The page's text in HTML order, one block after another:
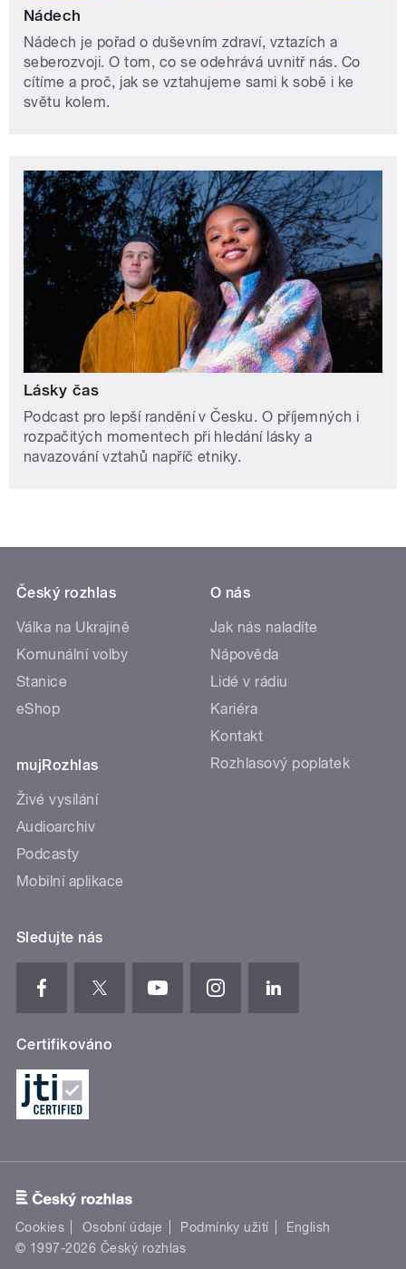
Nádech
Nádech je pořad o duševním zdraví, vztazích a
seberozvoji. O tom, co se odehrává uvnitř nás. Co
cítíme a proč, jak se vztahujeme sami k sobě i ke
světu kolem.
Lásky čas
Podcast pro lepší randění v Česku. O příjemných i
rozpačitých momentech při hledání lásky a
navazování vztahů napříč etniky.
Český rozhlas
Válka na Ukrajině
Komunální volby
Stanice
eShop
mujRozhlas
Živé vysílání
Audioarchiv
Podcasty
Mobilní aplikace
O nás
Jak nás naladíte
Nápověda
Lidé v rádiu
Kariéra
Kontakt
Rozhlasový poplatek
Sledujte nás
Certifikováno
Cookies Osobní údaje Podmínky užití
English
© 1997-2026 Český rozhlas